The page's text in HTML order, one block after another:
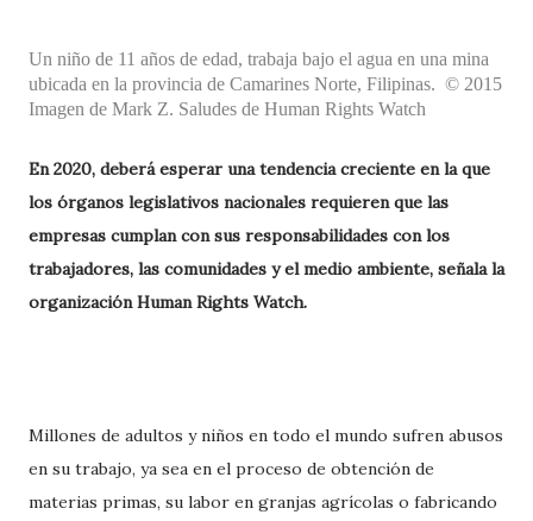
Un niño de 11 años de edad, trabaja bajo el agua en una mina
ubicada en la provincia de Camarines Norte, Filipinas. © 2015
Imagen de Mark Z. Saludes de Human Rights Watch
En 2020, deberá esperar una tendencia creciente en la que
los órganos legislativos nacionales requieren que las
empresas cumplan con sus responsabilidades con los
trabajadores, las comunidades y el medio ambiente, señala la
organización Human Rights Watch.
Millones de adultos y niños en todo el mundo sufren abusos
en su trabajo, ya sea en el proceso de obtención de
materias primas, su labor en granjas agrícolas o fabricando